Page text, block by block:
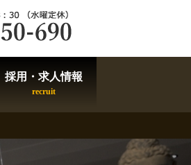
採用・求人情報